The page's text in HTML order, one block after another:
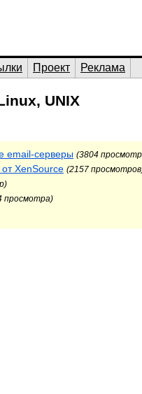
Проект Реклама
UNIX
email-серверы (3804
XenSource (2157
просмотра)